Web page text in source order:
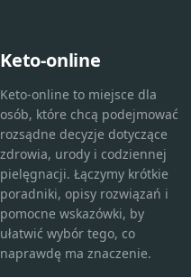
Keto-online
Keto-online to miejsce dla
osób, które chcą podejmować
rozsądne decyzje dotyczące
zdrowia, urody i codziennej
pielęgnacji. Łączymy krótkie
poradniki, opisy rozwiązań i
pomocne wskazówki, by
ułatwić wybór tego, co
naprawdę ma znaczenie.